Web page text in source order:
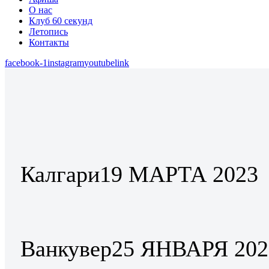
О нас
Клуб 60 секунд
Летопись
Контакты
facebook-1instagramyoutubelink
Калгари19 МАРТА 2023
Ванкувер25 ЯНВАРЯ